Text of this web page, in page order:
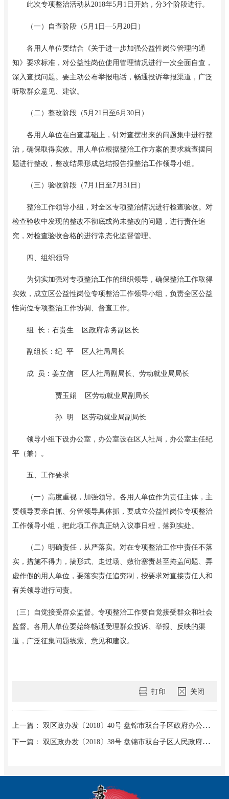
此次专项整治活动从2018年5月1日开始，分3个阶段进行。
（一）自查阶段（5月1日—5月20日）
各用人单位要结合《关于进一步加强公益性岗位管理的通
知》要求标准，对公益性岗位使用管理情况进行一次全面自查，
深入查找问题。要主动公布举报电话，畅通投诉举报渠道，广泛
听取群众意见、建议。
（二）整改阶段（5月21日至6月30日）
各用人单位在自查基础上，针对查摆出来的问题集中进行整
治，确保取得实效。用人单位根据整治工作方案的要求就查摆问
题进行整改，整改结果形成总结报告报整治工作领导小组。
（三）验收阶段（ 7月1日至7月31日）
整治工作领导小组，对全区专项整治情况进行检查验收。对
检查验收中发现的整改不彻底或尚未整改的问题，进行责任追
究，对检查验收合格的进行常态化监督管理。
四、组织领导
为切实加强对专项整治工作的组织领导，确保整治工作取得
实效，成立区公益性岗位专项整治工作领导小组，负责全区公益
性岗位专项整治工作协调、督查工作。
组 长：石贵生 区政府常务副区长
副组长：纪 平 区人社局局长
成 员：姜立信 区人社局副局长、劳动就业局局长
贾玉娟 区劳动就业局副局长
孙 明 区劳动就业局副局长
领导小组下设办公室，办公室设在区人社局，办公室主任纪
平（兼）。
五、工作要求
（一）高度重视，加强领导。各用人单位作为责任主体，主
要领导要亲自抓、分管领导具体抓，要成立公益性岗位专项整治
工作领导小组，把此项工作真正纳入议事日程，落到实处。
（二）明确责任，从严落实。对在专项整治工作中责任不落
实，措施不得力，搞形式、走过场、敷衍塞责甚至掩盖问题、弄
虚作假的用人单位，要落实责任追究制，按要求对直接责任人和
有关领导进行问责。
（三）自觉接受群众监督。专项整治工作要自觉接受群众和社会
监督。各用人单位要始终畅通受理群众投诉、举报、反映的渠
道，广泛征集问题线索、意见和建议。
打印 关闭
上一篇： 双区政办发〔2018〕40号 盘锦市双台子区政府办公室关于调整双台子区食品安全委员会组成人员的通知
下一篇： 双区政办发〔2018〕38号 盘锦市双台子区人民政府办公室关于修订双台子区个体零散税收委托代征工作实施方案的通知